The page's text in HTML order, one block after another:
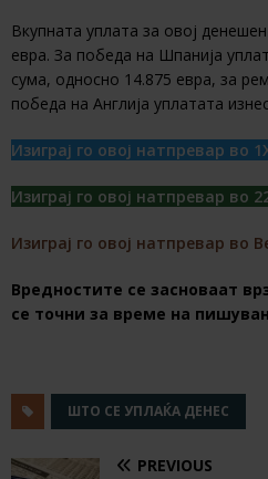
Вкупната уплата за овој
евра. За победа на Шпанија
сума, односно 14.875 евра, за
победа на Англија уплатата
Изиграј го овој натпревар во
Изиграј го овој натпревар во
Изиграј го овој натпревар во
Вредностите се засноваат
се точни за време на
ШТО СЕ УПЛАЌА ДЕНЕС
PREVIOUS